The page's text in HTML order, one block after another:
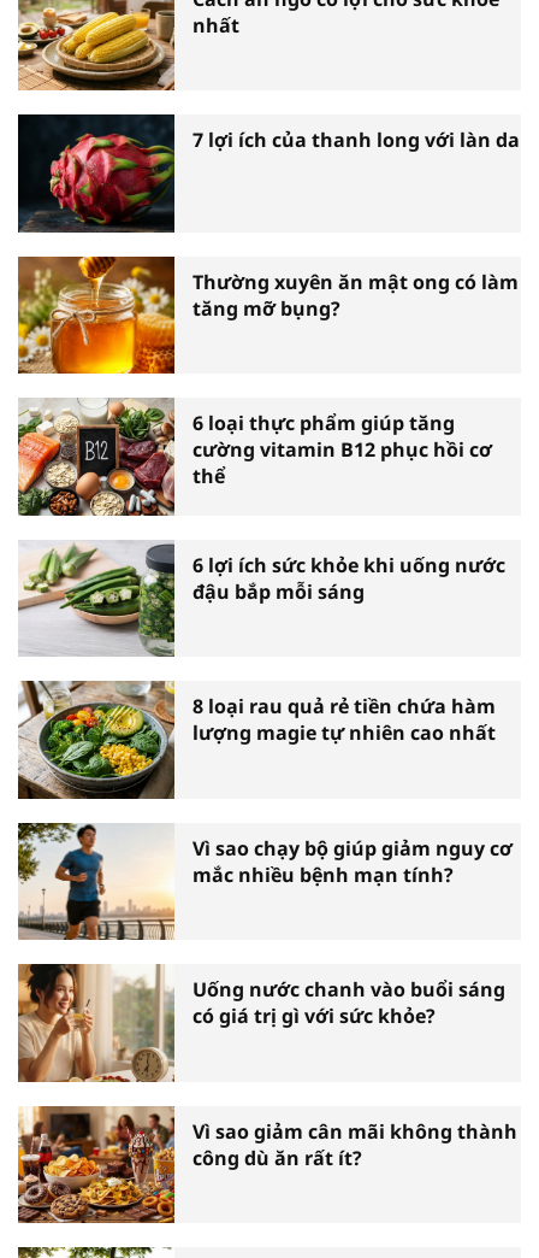
nhất
7 lợi ích của thanh long với làn da
Thường xuyên ăn mật ong có làm
tăng mỡ bụng?
6 loại thực phẩm giúp tăng
cường vitamin B12 phục hồi cơ
thể
6 lợi ích sức khỏe khi uống nước
đậu bắp mỗi sáng
8 loại rau quả rẻ tiền chứa hàm
lượng magie tự nhiên cao nhất
Vì sao chạy bộ giúp giảm nguy cơ
mắc nhiều bệnh mạn tính?
Uống nước chanh vào buổi sáng
có giá trị gì với sức khỏe?
Vì sao giảm cân mãi không thành
công dù ăn rất ít?